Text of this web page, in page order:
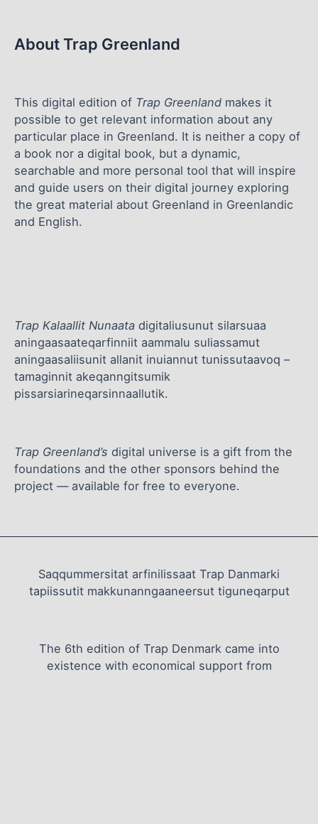
About Trap Greenland
This digital edition of Trap Greenland makes it
possible to get relevant information about any
particular place in Greenland. It is neither a copy of
a book nor a digital book, but a dynamic,
searchable and more personal tool that will inspire
and guide users on their digital journey exploring
the great material about Greenland in Greenlandic
and English.
Trap Kalaallit Nunaata digitaliusunut silarsuaa
aningaasaateqarfinniit aammalu suliassamut
aningaasaliisunit allanit inuiannut tunissutaavoq –
tamaginnit akeqanngitsumik
pissarsiarineqarsinnaallutik.
Trap Greenland’s digital universe is a gift from the
foundations and the other sponsors behind the
project — available for free to everyone.
Saqqummersitat arfinilissaat Trap Danmarki
tapiissutit makkunanngaaneersut tiguneqarput
The 6th edition of Trap Denmark came into
existence with economical support from